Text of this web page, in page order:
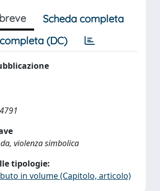
Scheda completa
(DC)
violenza simbolica
tipologie:
in volume (Capitolo, articolo)